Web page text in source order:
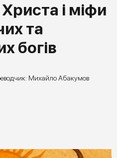
і міфи
та
богів
Михайло Абакумов